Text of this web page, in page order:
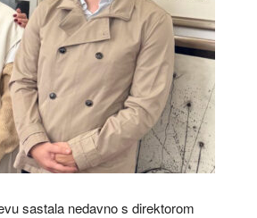
sastala nedavno s direktorom